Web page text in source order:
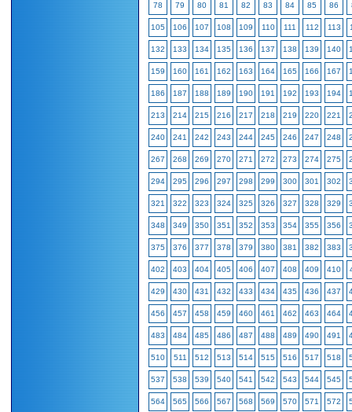
78 79 80 81 82 83 84 85 86
105 106 107 108 109 110 111 112 113
132 133 134 135 136 137 138 139 140
159 160 161 162 163 164 165 166 167
186 187 188 189 190 191 192 193 194
213 214 215 216 217 218 219 220 221
240 241 242 243 244 245 246 247 248
267 268 269 270 271 272 273 274 275
294 295 296 297 298 299 300 301 302
321 322 323 324 325 326 327 328 329
348 349 350 351 352 353 354 355 356
375 376 377 378 379 380 381 382 383
402 403 404 405 406 407 408 409 410
429 430 431 432 433 434 435 436 437
456 457 458 459 460 461 462 463 464
483 484 485 486 487 488 489 490 491
510 511 512 513 514 515 516 517 518
537 538 539 540 541 542 543 544 545
564 565 566 567 568 569 570 571 572